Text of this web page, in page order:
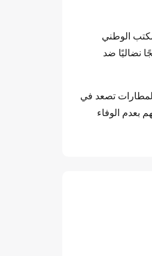
الوطني
نضاليًا ضد
تصعد في
بعدم الوفاء